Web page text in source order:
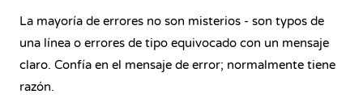
La mayoría de errores no son misterios - son typos de
una línea o errores de tipo equivocado con un mensaje
claro. Confía en el mensaje de error; normalmente tiene
razón.